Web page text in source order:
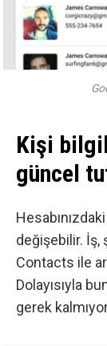
Kişi
güncel
değişebilir. İş,
Contacts ile
Dolayısıyla
gerek